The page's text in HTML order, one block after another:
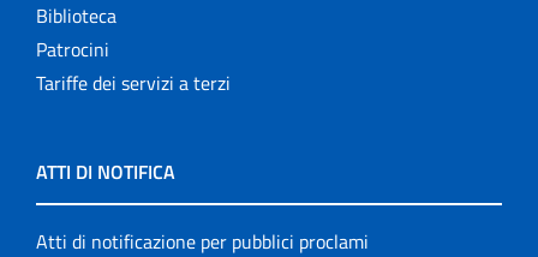
Biblioteca
Patrocini
Tariffe dei servizi a terzi
ATTI DI NOTIFICA
Atti di notificazione per pubblici proclami